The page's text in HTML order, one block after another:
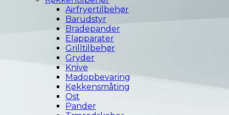
Airfryertilbehør
Barudstyr
Bradepander
Elapparater
Grilltilbehør
Gryder
Knive
Madopbevaring
Køkkensmåting
Ost
Pander